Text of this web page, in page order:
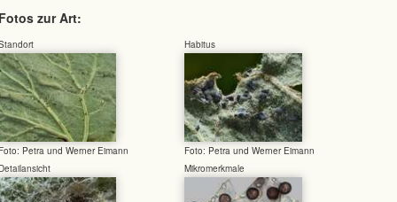
zur Art:
Petra und Werner Eimann
Habitus
Foto: Petra und Werner Eimann
Mikromerkmale